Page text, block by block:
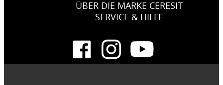
ÜBER DIE MARKE CERESIT
SERVICE & HILFE